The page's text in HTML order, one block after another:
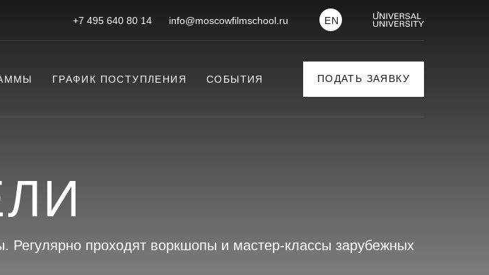
+7 495 640 80 14 info@moscowfilmschool.ru EN
ГРАФИК ПОСТУПЛЕНИЯ СОБЫТИЯ ПОДАТЬ ЗАЯВКУ
проходят воркшопы и мастер-классы зарубежных